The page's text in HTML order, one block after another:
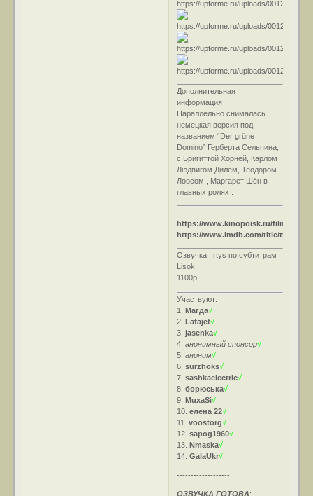
Дополнительная
информация
Параллельно снималась
немецкая версия под
названием “Der grüne
Domino” Герберта Сельпина,
с Бригиттой Хорней, Карлом
Людвигом Дилем, Теодором
Лоосом , Маргарет Шён в
главных ролях .
https://www.kinopoisk.ru/film/71660/
https://www.imdb.com/title/
Озвучка: rtys по субтитрам
Lisok
1100р.
Участвуют:
1.Магда√
2.Lafajet√
3.jasenka√
4.анонимный спонсор√
5.аноним√
6.surzhoks√
7.sashkaelectric√
8.борюська√
9.MuxaSi√
10.елена 22√
11.voostorg√
12.sapog1960√
13.Nmaska√
14.GalaUkr√
-------------------
ОЗВУЧКА ГОТОВА: